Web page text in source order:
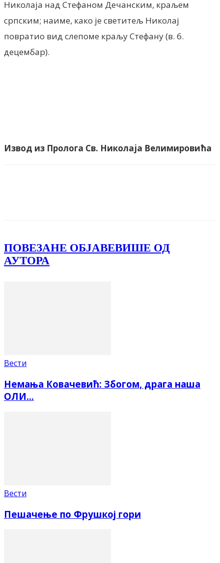
Николаја над Стефаном Дечанским, краљем
српским; наиме, како је светитељ Николај
повратио вид слепоме краљу Стефану (в. 6.
децембар).
Извод из Пролога Св. Николаја Велимировића
ПОВЕЗАНЕ ОБЈАВЕВИШЕ ОД
АУТОРА
Вести
Немања Ковачевић: Збогом, драга наша
ОЛИ…
Вести
Пешачење по Фрушкој гори